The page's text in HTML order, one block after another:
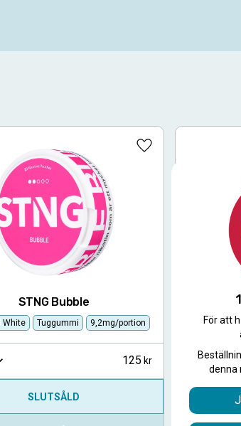
STNG Bubble
White Tuggummi 9,2mg/portion
Lägg till i favoriter
125
SLUTSÅLD
Slim All
5-pack
För att
denna